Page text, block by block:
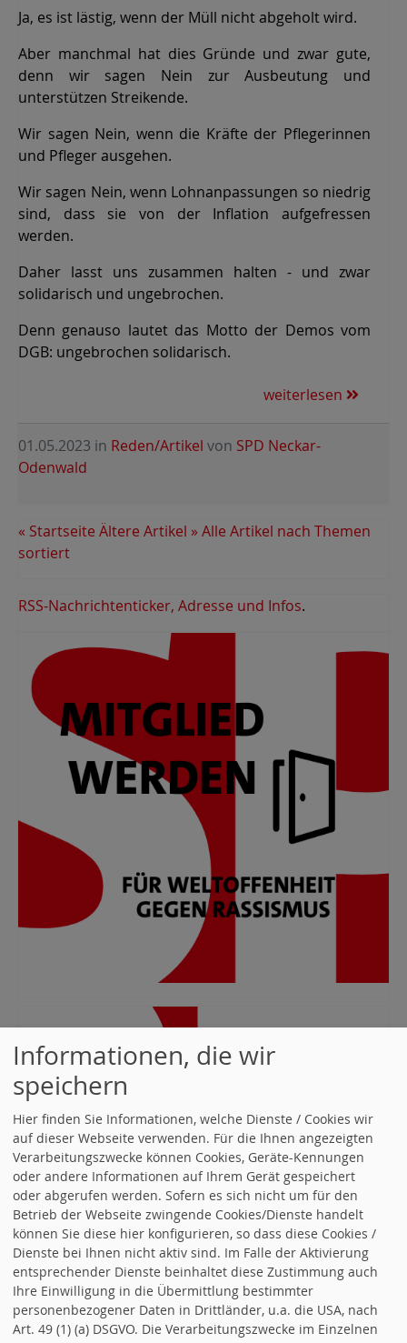
Ja, es ist lästig, wenn der Müll nicht abgeholt wird.
Aber manchmal hat dies Gründe und zwar gute,
denn wir sagen Nein zur Ausbeutung und
unterstützen Streikende.
Wir sagen Nein, wenn die Kräfte der Pflegerinnen
und Pfleger ausgehen.
Wir sagen Nein, wenn Lohnanpassungen so niedrig
sind, dass sie von der Inflation aufgefressen
werden.
Daher lasst uns zusammen halten - und zwar
solidarisch und ungebrochen.
Denn genauso lautet das Motto der Demos vom
DGB: ungebrochen solidarisch.
weiterlesen
01.05.2023 in Reden/Artikel von SPD Neckar-
Odenwald
« Startseite Ältere Artikel » Alle Artikel nach Themen
sortiert
RSS-Nachrichtenticker, Adresse und Infos.
Informationen, die wir
speichern
Hier finden Sie Informationen, welche Dienste / Cookies wir
auf dieser Webseite verwenden. Für die Ihnen angezeigten
Verarbeitungszwecke können Cookies, Geräte-Kennungen
oder andere Informationen auf Ihrem Gerät gespeichert
oder abgerufen werden. Sofern es sich nicht um für den
Betrieb der Webseite zwingende Cookies/Dienste handelt
können Sie diese hier konfigurieren, so dass diese Cookies /
Dienste bei Ihnen nicht aktiv sind. Im Falle der Aktivierung
entsprechender Dienste beinhaltet diese Zustimmung auch
Ihre Einwilligung in die Übermittlung bestimmter
personenbezogener Daten in Drittländer, u.a. die USA, nach
Art. 49 (1) (a) DSGVO. Die Verarbeitungszwecke im Einzelnen